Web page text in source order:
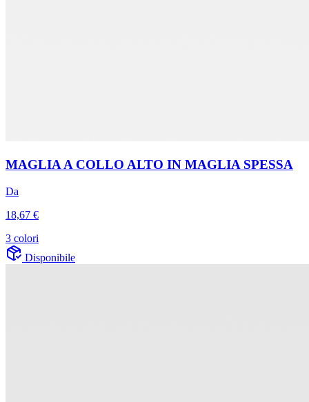
MAGLIA A COLLO ALTO IN MAGLIA SPESSA
Da
18,67 €
3 colori
Disponibile